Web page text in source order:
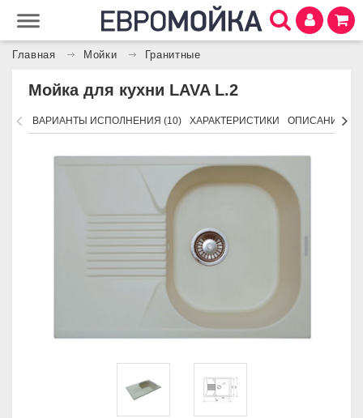
Главная Мойки Гранитные
Мойка для кухни LAVA L.2
ВАРИАНТЫ ИСПОЛНЕНИЯ (10) ХАРАКТЕРИСТИКИ ОПИСАНИЕ